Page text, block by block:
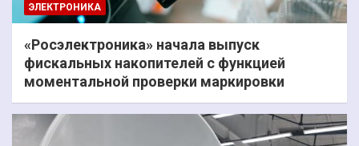
ЭЛЕКТРОНИКА
«Росэлектроника» начала выпуск
фискальных накопителей с функцией
моментальной проверки маркировки